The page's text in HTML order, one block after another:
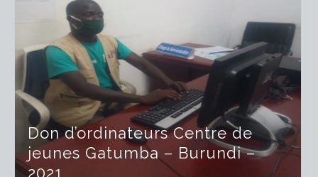
Don d’ordinateurs Centre de
jeunes Gatumba – Burundi –
2021